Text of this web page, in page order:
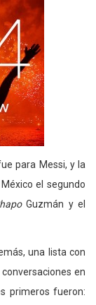
para Messi, y la
el segundo
Guzmán y el
una lista con
en
primeros fueron: